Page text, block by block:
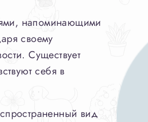
напоминающими
своему
Существует
себя в
вид